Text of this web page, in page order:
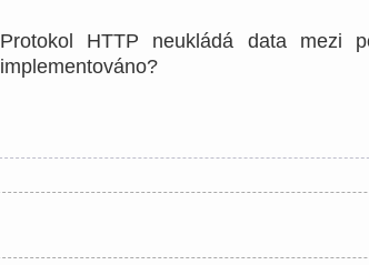
Protokol HTTP neukládá data mezi
implementováno?